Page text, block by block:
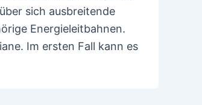
sich ausbreitende
Energieleitbahnen.
Im ersten Fall kann es